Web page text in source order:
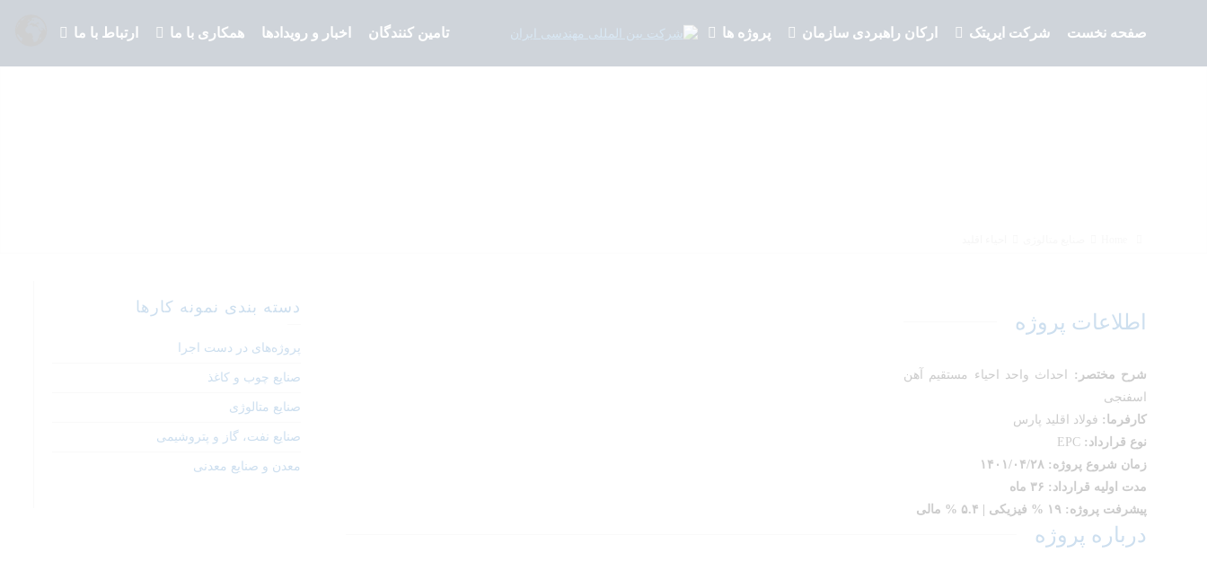
صفحه نخست شرکت ایریتک ارکان راهبردی سازمان پروژه ها تامین کنندگان اخبار و رویدادها همکاری با ما ارتباط با ما
اطلاعات پروژه
شرح مختصر: احداث واحد احیاء مستقیم آهن
اسفنجی
کارفرما: فولاد اقلید پارس
نوع قرارداد:
زمان شروع پروژه: ۱۴۰۱/۰۴/۲۸
مدت اولیه قرارداد: ۳۶ ماه
پیشرفت پروژه: ۱۹ % فیزیکی | ۵.۴ % مالی
درباره پروژه
دسته بندی نمونه کارها
پروژه‌های در دست اجرا
صنایع چوب و کاغذ
صنایع متالوژی
صنایع نفت، گاز و پتروشیمی
معدن و صنایع معدنی